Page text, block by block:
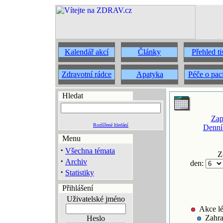
Kalendář akcí Články Přehled
Zdravotní rádce Apatyka Péče o
Hledat
Rozšířené hledání
Menu
· Všechna témata
· Archiv
· Statistiky
Přihlášení
Uživatelské jméno
Heslo
den:
Akce